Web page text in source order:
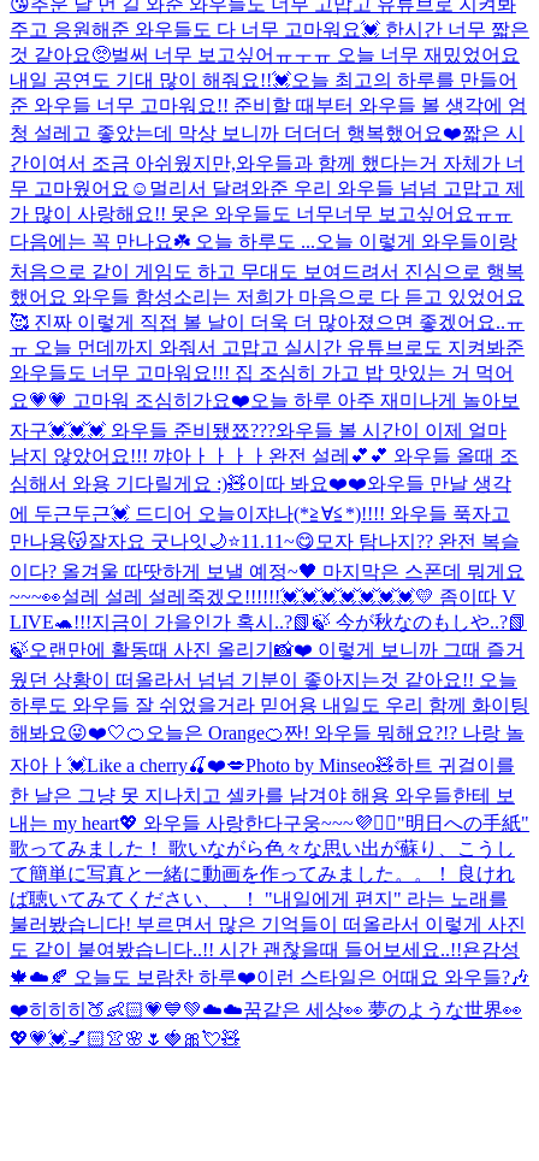
주고 응원해준 와우들도 다 너무 고마워요💓 한시간 너무 짧은
것 같아요🥺벌써 너무 보고싶어ㅠㅜㅠ 오늘 너무 재밌었어요
내일 공연도 기대 많이 해줘요!!💓오늘 최고의 하루를 만들어
준 와우들 너무 고마워요!! 준비할 때부터 와우들 볼 생각에 엄
청 설레고 좋았는데 막상 보니까 더더더 행복했어요❤️짧은 시
간이여서 조금 아쉬웠지만,와우들과 함께 했다는거 자체가 너
무 고마웠어요☺️멀리서 달려와준 우리 와우들 넘넘 고맙고 제
가 많이 사랑해요!! 못온 와우들도 너무너무 보고싶어요ㅠㅠ
다음에는 꼭 만나요☘️ 오늘 하루도 ...오늘 이렇게 와우들이랑
처음으로 같이 게임도 하고 무대도 보여드려서 진심으로 행복
했어요 와우들 함성소리는 저희가 마음으로 다 듣고 있었어요
🥰 진짜 이렇게 직접 볼 날이 더욱 더 많아졌으면 좋겠어요..ㅠ
ㅠ 오늘 먼데까지 와줘서 고맙고 실시간 유튜브로도 지켜봐준
와우들도 너무 고마워요!!! 집 조심히 가고 밥 맛있는 거 먹어
요💗💗 고마워 조심히가요❤️오늘 하루 아주 재미나게 놀아보
자구💓💓💓 와우들 준비됐쬬???와우들 볼 시간이 이제 얼마
남지 않았어요!!! 꺄아ㅏㅏㅏㅏ완전 설레💕💕 와우들 올때 조
심해서 와용 기다릴게요 :)🧸이따 봐요❤️❤️와우들 만날 생각
에 두근두근💓 드디어 오늘이쟈나(*≧∀≦*)!!!! 와우들 푹자고
만나용😽잘자요 굿나잇🌙⭐️11.11~😋 모자 탐나지?? 완전 복슬
이다? 올겨울 따땃하게 보낼 예정~🖤 마지막은 스폰데 뭐게요
~~~👀설레 설레 설레죽겠오!!!!!!💓💓💓💓💓💓💓💛 좀이따 V
LIVE🐢!!!지금이 가을인가 혹시..?📗🍃 今が秋なのもしや..?📗
🍃오랜만에 활동때 사진 올리기📸❤️ 이렇게 보니까 그때 즐거
웠던 상황이 떠올라서 넘넘 기분이 좋아지는것 같아요!! 오늘
하루도 와우들 잘 쉬었을거라 믿어용 내일도 우리 함께 화이팅
해봐요😜❤️🤍🍊오늘은 Orange🍊짠! 와우들 뭐해요?!? 나랑 놀
자아ㅏ💓Like a cherry🍒❤️💋Photo by Minseo🧸하트 귀걸이를
한 날은 그냥 못 지나치고 셀카를 남겨야 해용 와우들한테 보
내는 my heart💖 와우들 사랑한다구웅~~~💜🙆‍♀️"明日への手紙"
歌ってみました！ 歌いながら色々な思い出が蘇り、こうし
て簡単に写真と一緒に動画を作ってみました。。！ 良けれ
ば聴いてみてください、、！ "내일에게 편지" 라는 노래를
불러봤습니다! 부르면서 많은 기억들이 떠올라서 이렇게 사진
도 같이 붙여봤습니다..!! 시간 괜찮을때 들어보세요..!!욘감성
🍁☁️🍂 오늘도 보람찬 하루❤️이런 스타일은 어때요 와우들?🎶
❤️히히히🍑👶🏻💗💙💚☁️☁️꿈같은 세상👀 夢のような世界👀
💖💗💓💅🏻👚🌸🌷🍓🎀💘🧸